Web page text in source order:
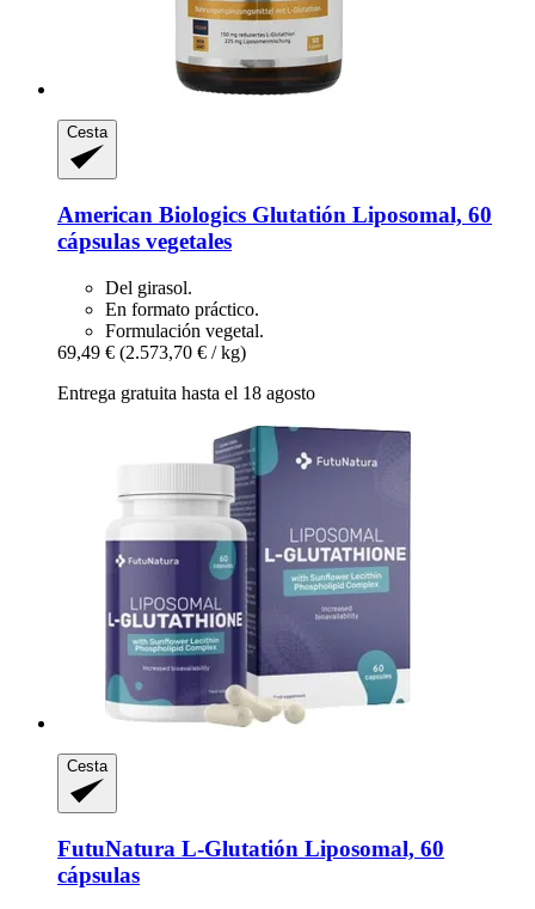
Cesta
American Biologics Glutatión Liposomal, 60
cápsulas vegetales
Del girasol.
En formato práctico.
Formulación vegetal.
69,49 € (2.573,70 € / kg)
Entrega gratuita hasta el 18 agosto
Cesta
FutuNatura L-​Glutatión Liposomal, 60
cápsulas